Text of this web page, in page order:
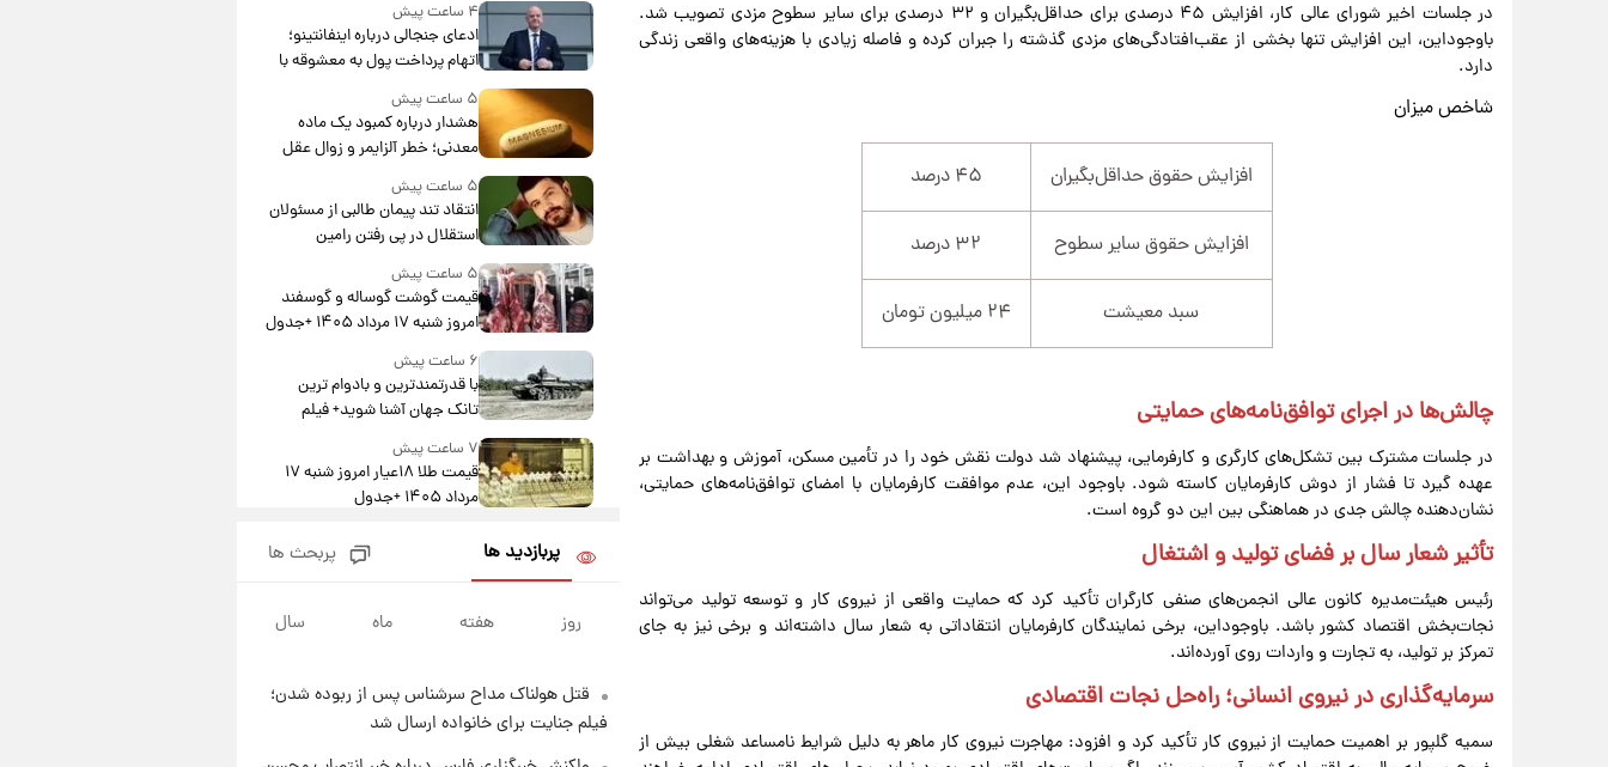
در جلسات اخیر شورای عالی کار، افزایش ۴۵ درصدی برای حداقل‌بگیران و ۳۲ درصدی برای سایر سطوح مزدی تصویب شد.
باوجوداین، این افزایش تنها بخشی از عقب‌افتادگی‌های مزدی گذشته را جبران کرده و فاصله زیادی با هزینه‌های واقعی زندگی
دارد.
شاخص میزان
افزایش حقوق حداقل‌بگیران ۴۵ درصد
افزایش حقوق سایر سطوح ۳۲ درصد
سبد معیشت ۲۴ میلیون تومان
چالش‌ها در اجرای توافق‌نامه‌های حمایتی
در جلسات مشترک بین تشکل‌های کارگری و کارفرمایی، پیشنهاد شد دولت نقش خود را در تأمین مسکن، آموزش و بهداشت بر
عهده گیرد تا فشار از دوش کارفرمایان کاسته شود. باوجود این، عدم موافقت کارفرمایان با امضای توافق‌نامه‌های حمایتی،
نشان‌دهنده چالش جدی در هماهنگی بین این دو گروه است.
تأثیر شعار سال بر فضای تولید و اشتغال
رئیس هیئت‌مدیره کانون عالی انجمن‌های صنفی کارگران تأکید کرد که حمایت واقعی از نیروی کار و توسعه تولید می‌تواند
نجات‌بخش اقتصاد کشور باشد. باوجوداین، برخی نمایندگان کارفرمایان انتقاداتی به شعار سال داشته‌اند و برخی نیز به جای
تمرکز بر تولید، به تجارت و واردات روی آورده‌اند.
سرمایه‌گذاری در نیروی انسانی؛ راه‌حل نجات اقتصادی
سمیه گلپور بر اهمیت حمایت از نیروی کار تأکید کرد و افزود: مهاجرت نیروی کار ماهر به دلیل شرایط نامساعد شغلی بیش از
۴ ساعت پیش
ادعای جنجالی درباره اینفانتینو؛
اتهام پرداخت پول به معشوقه با
درآمد یوفا
۵ ساعت پیش
هشدار درباره کمبود یک ماده
معدنی؛ خطر آلزایمر و زوال عقل
افزایش می‌یابد؟
۵ ساعت پیش
انتقاد تند پیمان طالبی از مسئولان
استقلال در پی رفتن رامین
رضاییان+ عکس
۵ ساعت پیش
قیمت گوشت گوساله و گوسفند
امروز شنبه ۱۷ مرداد ۱۴۰۵ +جدول
۶ ساعت پیش
با قدرتمندترین و بادوام ترین
تانک جهان آشنا شوید+ فیلم
۷ ساعت پیش
قیمت طلا ۱۸عیار امروز شنبه ۱۷
مرداد ۱۴۰۵ +جدول
قیمت محصولات ایران‌خودرو و
سایپا امروز شنبه ۱۷ مرداد ۱۴۰۵
۲۱ ساعت پیش
۱۴۰۵
۲۱ ساعت پیش
بازیکن به درد نخور استقلال با
مقصد اروپا این تیم را ترک کرد!
پربازدید ها پربحث ها
روز هفته ماه سال
قتل هولناک مداح سرشناس پس از ربوده شدن؛
فیلم جنایت برای خانواده ارسال شد